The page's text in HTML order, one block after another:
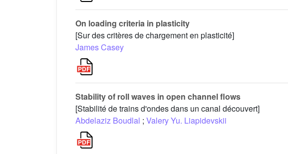
On loading criteria in plasticity
[Sur des critères de chargement en plasticité]
James Casey
Stability of roll waves in open channel flows
[Stabilité de trains d'ondes dans un canal découvert]
Abdelaziz Boudlal ; Valery Yu. Liapidevskii